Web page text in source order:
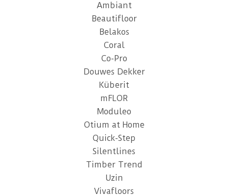
Ambiant
Beautifloor
Belakos
Coral
Co-Pro
Douwes Dekker
Küberit
mFLOR
Moduleo
Otium at Home
Quick-Step
Silentlines
Timber Trend
Uzin
Vivafloors